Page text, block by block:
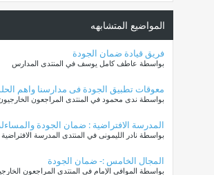
المواضيع المتشابهه
فريق قيادة ضمان الجودة
بواسطة عاطف كامل يوسف في المنتدى المدارس
معوقات تطبيق الجودة فى مدارسنا واهم
بواسطة ندى محمود في المنتدى المراجعون الخارجيون
المدرسة الافتراضية : ضمان الجودة
بواسطة نادر الليمونى في المنتدى المدرسة الافتراضية
المجال الخامس :- ضمان الجودة
بواسطة الموافي الإمام في المنتدى المراجعون